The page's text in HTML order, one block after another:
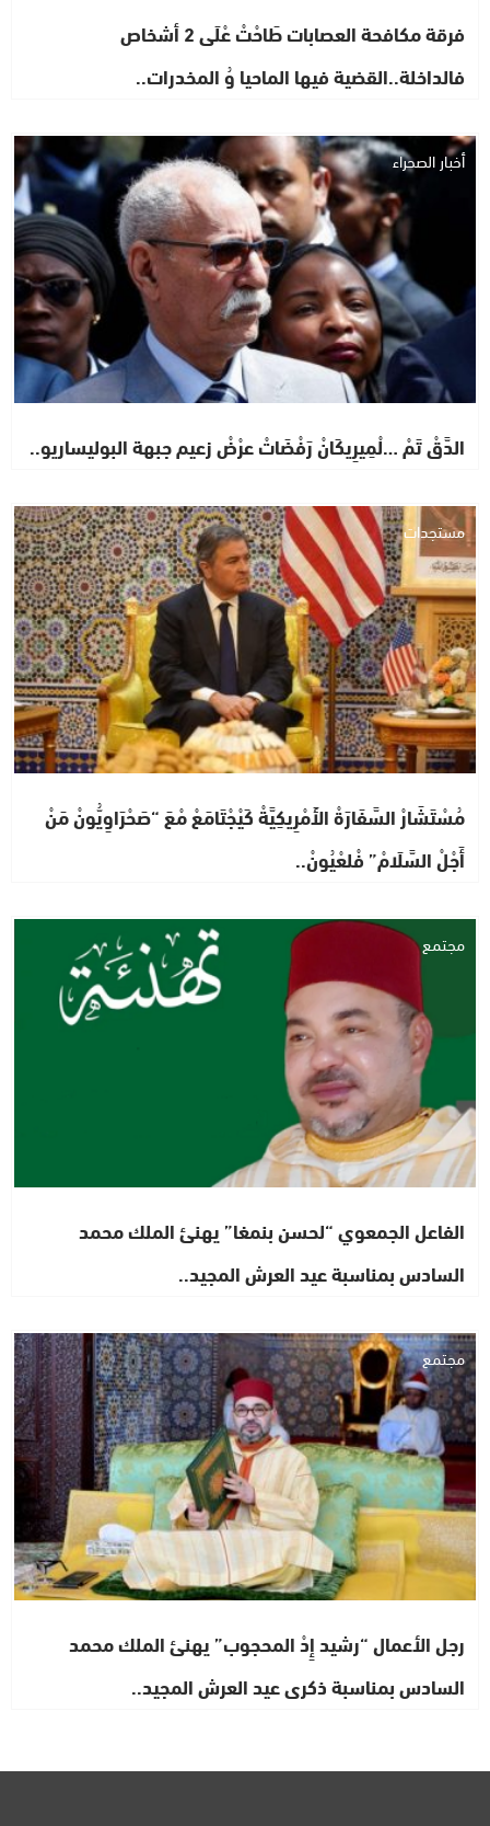
فرقة مكافحة العصابات طَاحْتْ عْلَى 2 أشخاص
فالداخلة..القضية فيها الماحيا وُ المخدرات..
أخبار الصحراء
الدَّقْ تَمْ …لْمِيرِيكَانْ رَفْضَاتْ عرْضْ زعيم جبهة البوليساريو..
مستجدات
مُسْتَشَارْ السَّفَارَةْ الأَمْرِيكِيَّةْ كَيْجْتَامَعْ مْعَ “صَحْرَاوِيُّونْ مَنْ
أَجْلْ السَّلَامْ” فْلعْيُونْ..
مجتمع
الفاعل الجمعوي “لحسن بنمغا” يهنئ الملك محمد
السادس بمناسبة عيد العرش المجيد..
مجتمع
رجل الأعمال “رشيد إِدْ المحجوب” يهنئ الملك محمد
السادس بمناسبة ذكرى عيد العرش المجيد..